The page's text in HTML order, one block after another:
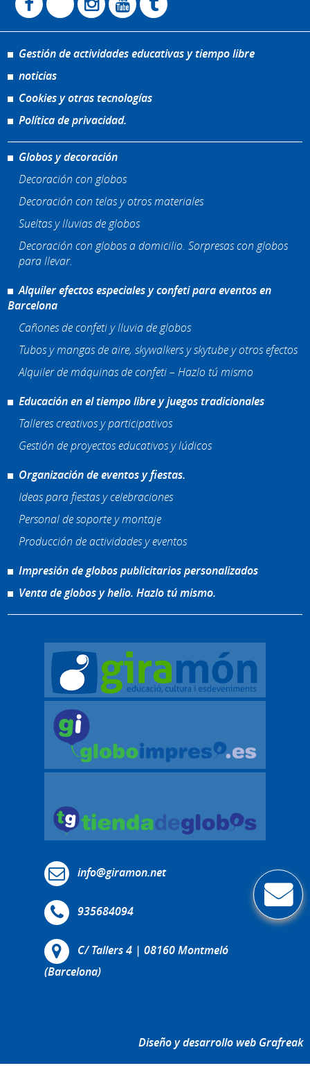
Gestión de actividades educativas y tiempo libre
noticias
Cookies y otras tecnologías
Política de privacidad.
Globos y decoración
Decoración con globos
Decoración con telas y otros materiales
Sueltas y lluvias de globos
Decoración con globos a domicilio. Sorpresas con globos
para llevar.
Alquiler efectos especiales y confeti para eventos en
Barcelona
Cañones de confeti y lluvia de globos
Tubos y mangas de aire, skywalkers y skytube y otros efectos
Alquiler de máquinas de confeti – Hazlo tú mismo
Educación en el tiempo libre y juegos tradicionales
Talleres creativos y participativos
Gestión de proyectos educativos y lúdicos
Organización de eventos y fiestas.
Ideas para fiestas y celebraciones
Personal de soporte y montaje
Producción de actividades y eventos
Impresión de globos publicitarios personalizados
Venta de globos y helio. Hazlo tú mismo.
info@giramon.net
935684094
C/ Tallers 4 | 08160 Montmeló
(Barcelona)
Diseño y desarrollo web Grafreak